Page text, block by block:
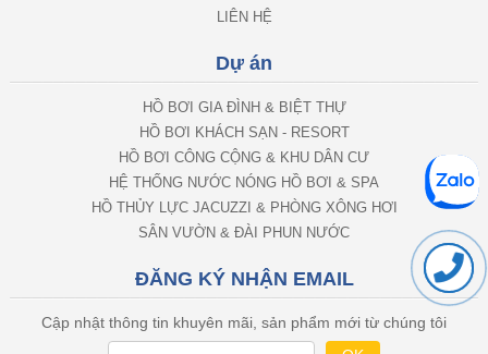
LIÊN HỆ
Dự án
HỒ BƠI GIA ĐÌNH & BIỆT THỰ
HỒ BƠI KHÁCH SẠN - RESORT
HỒ BƠI CÔNG CỘNG & KHU DÂN CƯ
HỆ THỐNG NƯỚC NÓNG HỒ BƠI & SPA
HỒ THỦY LỰC JACUZZI & PHÒNG XÔNG HƠI
SÂN VƯỜN & ĐÀI PHUN NƯỚC
ĐĂNG KÝ NHẬN EMAIL
Cập nhật thông tin khuyên mãi, sản phẩm mới từ chúng tôi